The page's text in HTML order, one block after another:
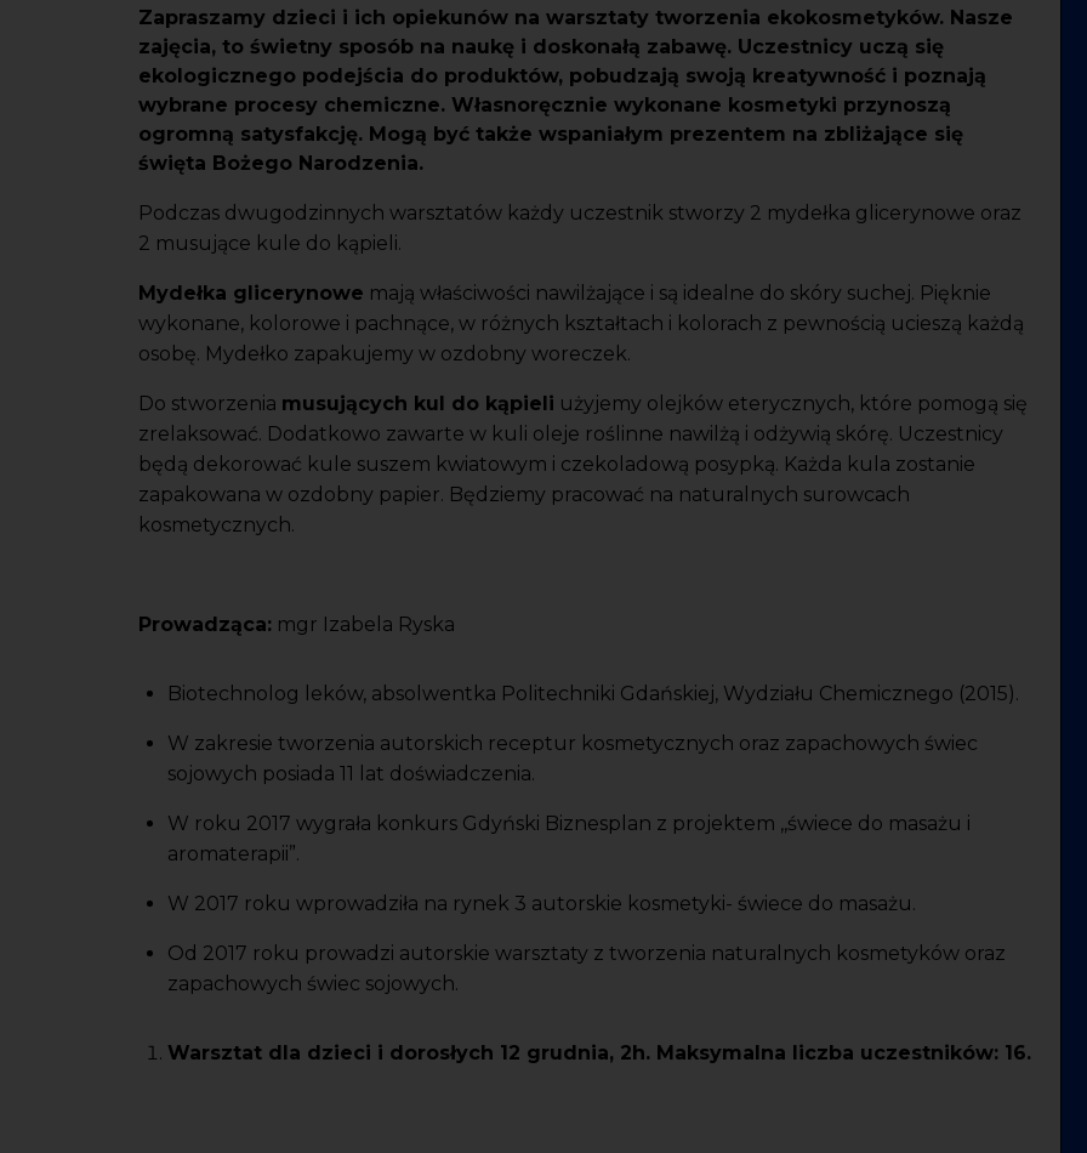
Zapraszamy dzieci i ich opiekunów na warsztaty tworzenia ekokosmetyków. Nasze
zajęcia, to świetny sposób na naukę i doskonałą zabawę. Uczestnicy uczą się
ekologicznego podejścia do produktów, pobudzają swoją kreatywność i poznają
wybrane procesy chemiczne. Własnoręcznie wykonane kosmetyki przynoszą
ogromną satysfakcję. Mogą być także wspaniałym prezentem na zbliżające się
święta Bożego Narodzenia.
Podczas dwugodzinnych warsztatów każdy uczestnik stworzy 2 mydełka glicerynowe oraz
2 musujące kule do kąpieli.
Mydełka glicerynowe mają właściwości nawilżające i są idealne do skóry suchej. Pięknie
wykonane, kolorowe i pachnące, w różnych kształtach i kolorach z pewnością ucieszą każdą
osobę. Mydełko zapakujemy w ozdobny woreczek.
Do stworzenia musujących kul do kąpieli użyjemy olejków eterycznych, które pomogą się
zrelaksować. Dodatkowo zawarte w kuli oleje roślinne nawilżą i odżywią skórę. Uczestnicy
będą dekorować kule suszem kwiatowym i czekoladową posypką. Każda kula zostanie
zapakowana w ozdobny papier. Będziemy pracować na naturalnych surowcach
kosmetycznych.
Prowadząca: mgr Izabela Ryska
Biotechnolog leków, absolwentka Politechniki Gdańskiej, Wydziału Chemicznego (2015).
W zakresie tworzenia autorskich receptur kosmetycznych oraz zapachowych świec
sojowych posiada 11 lat doświadczenia.
W roku 2017 wygrała konkurs Gdyński Biznesplan z projektem ,,świece do masażu i
aromaterapii”.
W 2017 roku wprowadziła na rynek 3 autorskie kosmetyki- świece do masażu.
Od 2017 roku prowadzi autorskie warsztaty z tworzenia naturalnych kosmetyków oraz
zapachowych świec sojowych.
Warsztat dla dzieci i dorosłych 12 grudnia, 2h. Maksymalna liczba uczestników: 16.